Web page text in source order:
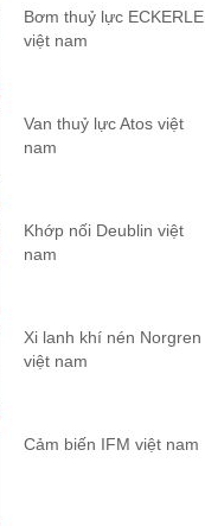
Bơm thuỷ lực ECKERLE
việt nam
Van thuỷ lực Atos việt
nam
Khớp nối Deublin việt
nam
Xi lanh khí nén Norgren
việt nam
Cảm biến IFM việt nam